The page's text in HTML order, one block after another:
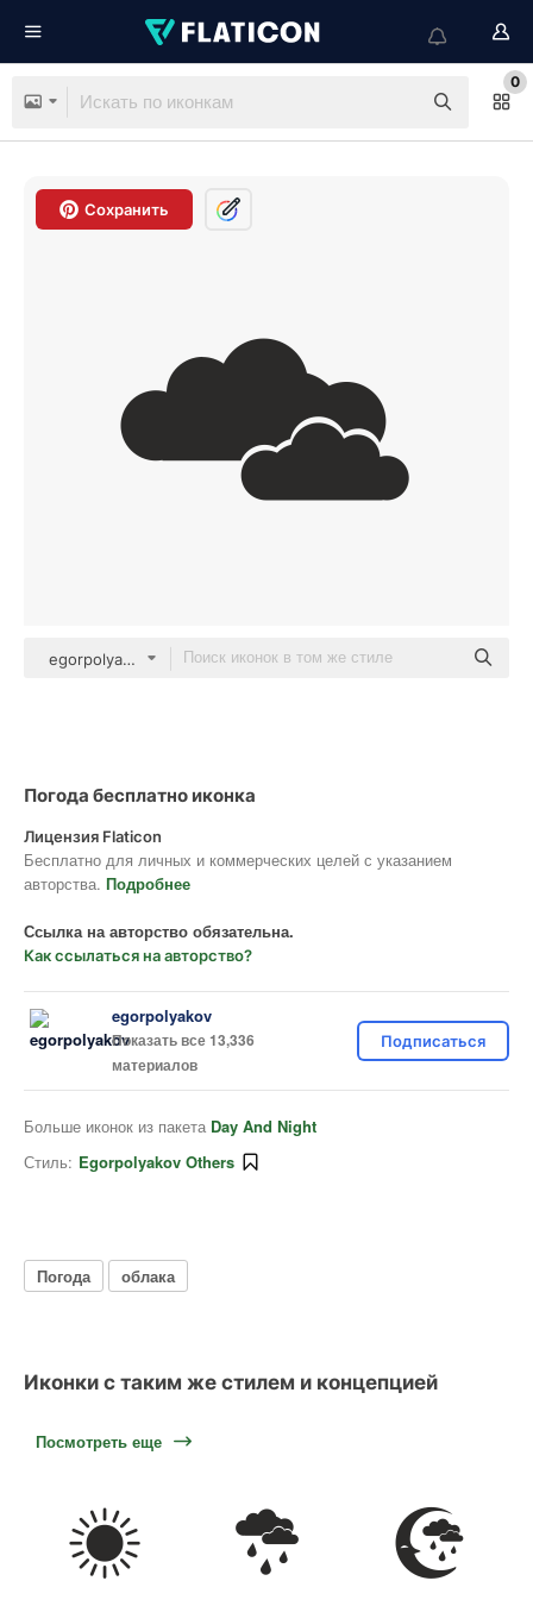
0
Сохранить
egorpolyakov Others
Погода бесплатно иконка
Лицензия Flaticon
Бесплатно для личных и коммерческих целей с указанием
авторства. Подробнее
Ссылка на авторство обязательна.
Как ссылаться на авторство?
egorpolyakov
Показать все 13,336
материалов
Подписаться
Больше иконок из пакета Day And Night
Стиль: Egorpolyakov Others
Погода облака
Иконки с таким же стилем и концепцией
Посмотреть еще